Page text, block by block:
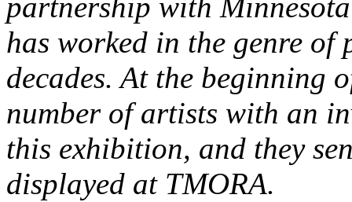
partnership with
has worked in the genre
decades. At the beginning
number of artists with an
this exhibition, and they
displayed at TMORA.